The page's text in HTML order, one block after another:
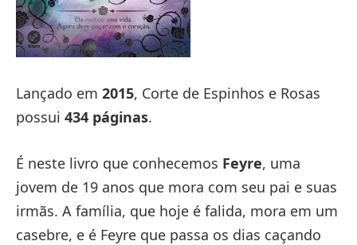
Lançado em 2015, Corte de Espinhos e Rosas
possui 434 páginas.
É neste livro que conhecemos Feyre, uma
jovem de 19 anos que mora com seu pai e suas
irmãs. A família, que hoje é falida, mora em um
casebre, e é Feyre que passa os dias caçando